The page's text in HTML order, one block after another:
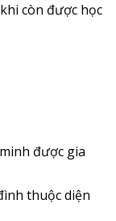
còn được học
được gia
thuộc diện